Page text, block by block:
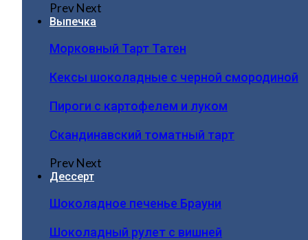
PrevNext
Выпечка
Морковный Тарт Татен
Кексы шоколадные с черной смородиной
Пироги c картофелем и луком
Скандинавский томатный тарт
PrevNext
Дессерт
Шоколадное печенье Брауни
Шоколадный рулет с вишней